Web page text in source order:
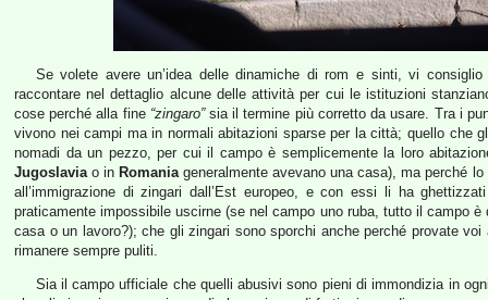
Se volete avere un’idea delle dinamiche di rom e sinti, vi
raccontare nel dettaglio alcune delle attività per cui le istituzioni
cose perché alla fine “zingaro”sia il termine più corretto da usare. Tra i
vivono nei campi ma in normali abitazioni sparse per la città; quello che
nomadi da un pezzo, per cui il campo è semplicemente la loro
Jugoslaviao in Romaniageneralmente avevano una casa), ma perché
all’immigrazione di zingari dall’Est europeo, e con essi li ha
praticamente impossibile uscirne (se nel campo uno ruba, tutto il campo
casa o un lavoro?); che gli zingari sono sporchi anche perché provate
rimanere sempre puliti.
Sia il campo ufficiale che quelli abusivi sono pieni di immondizia in